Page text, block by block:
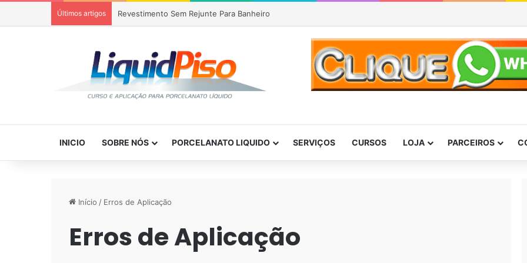
Últimos artigos Piso Epóxi em Banheiro Anália Franco SP
INICIO SOBRE NÓS PORCELANATO LIQUIDO SERVIÇOS CURSOS LOJA PARCEIROS
Início / Erros de Aplicação
Erros de Aplicação